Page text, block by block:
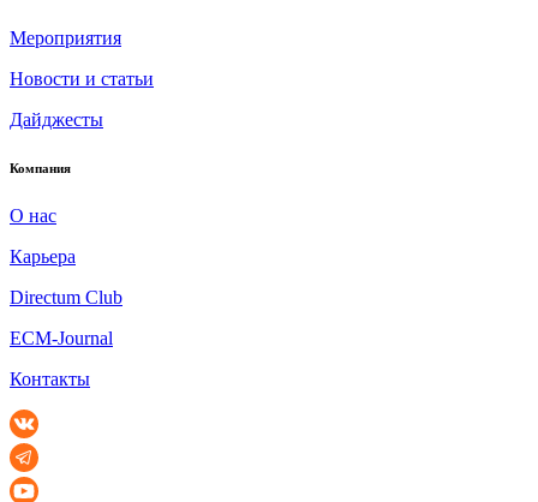
Мероприятия
Новости и статьи
Дайджесты
Компания
О нас
Карьера
Directum Club
ECM-Journal
Контакты